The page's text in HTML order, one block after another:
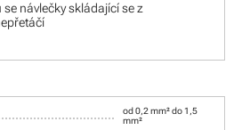
návlečky skládající se z
od 0,2 mm² do 1,5
mm²